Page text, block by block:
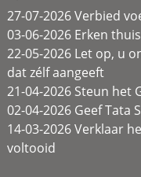
27-07-2026 Verbied
03-06-2026 Erken
22-05-2026 Let op, u
dat zélf aangeeft
21-04-2026 Steun het
02-04-2026 Geef Tata
14-03-2026 Verklaar
voltooid